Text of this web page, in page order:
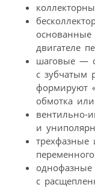
двигателе
шаговые —
с зубчатым
формируют
обмотка
вентильно-
и
однофазные
с